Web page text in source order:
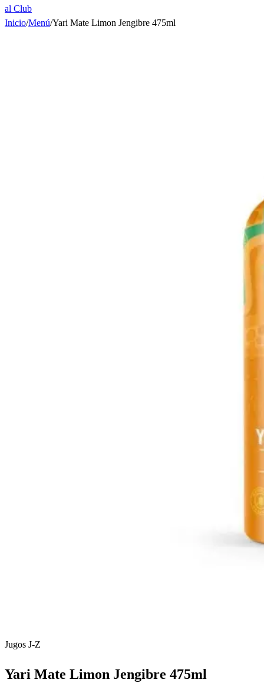
al Club
Inicio/Menú/Yari Mate Limon Jengibre 475ml
Jugos J-Z
Yari Mate Limon Jengibre 475ml